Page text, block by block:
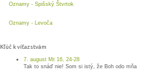
Oznamy - Spišský Štvrtok
Oznamy - Levoča
Kľúč k víťazstvám
7. august Mt 16, 24-28
Tak to snáď nie! Som si istý, že Boh odo mňa